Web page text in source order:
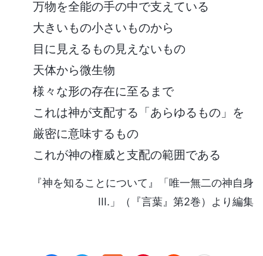
万物を全能の手の中で支えている
大きいもの小さいものから
目に見えるもの見えないもの
天体から微生物
様々な形の存在に至るまで
これは神が支配する「あらゆるもの」を
厳密に意味するもの
これが神の権威と支配の範囲である
『神を知ることについて』「唯一無二の神自身
III.」（『言葉』第2巻）より編集